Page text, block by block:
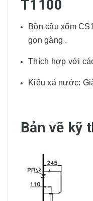
T1100
Bồn cầu xổm
gọn gàng .
Thích hợp với
Kiểu xả nước:
Bản vẽ kỹ